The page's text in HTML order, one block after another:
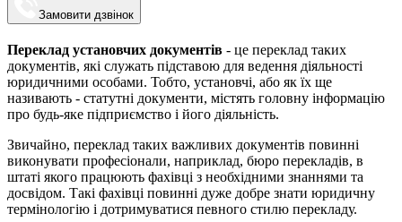
Замовити дзвінок
Переклад установчих документів - це переклад таких
документів, які служать підставою для ведення діяльності
юридичними особами. Тобто, установчі, або як їх ще
називають - статутні документи, містять головну інформацію
про будь-яке підприємство і його діяльність.
Звичайно, переклад таких важливих документів повинні
виконувати професіонали, наприклад, бюро перекладів, в
штаті якого працюють фахівці з необхідними знаннями та
досвідом. Такі фахівці повинні дуже добре знати юридичну
термінологію і дотримуватися певного стилю перекладу.